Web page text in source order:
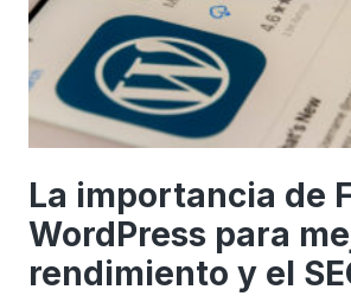
La importancia de
WordPress para
rendimiento y el